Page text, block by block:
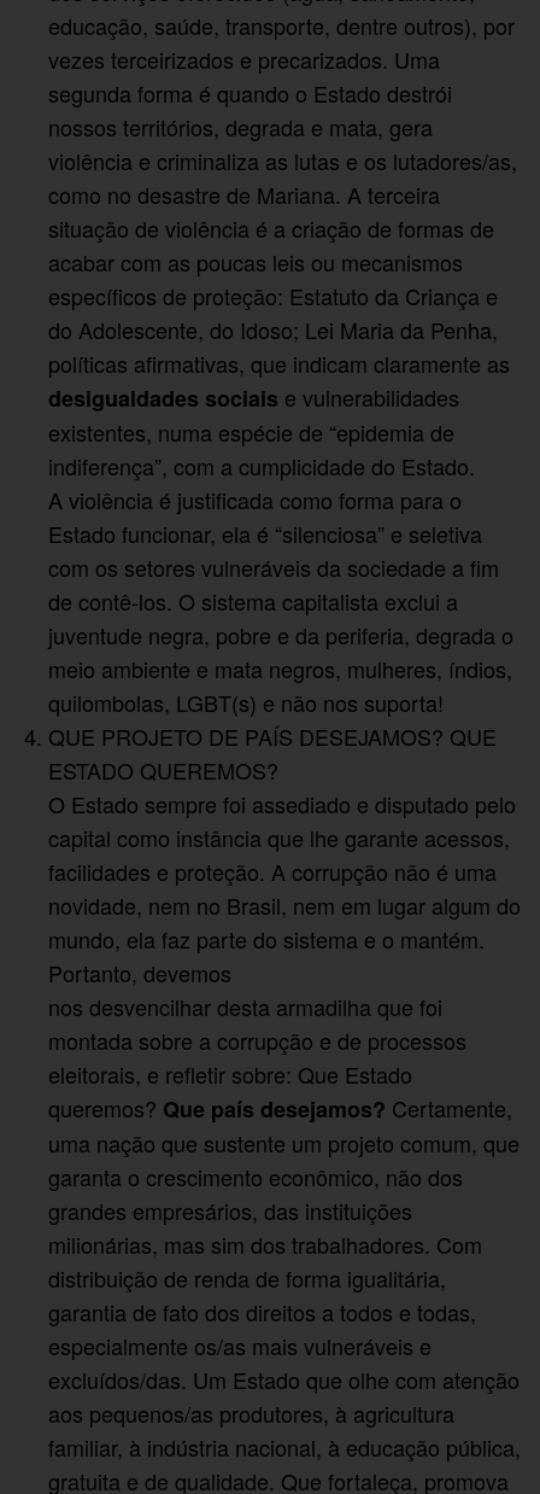
educação, saúde, transporte, dentre outros), por
vezes terceirizados e precarizados. Uma
segunda forma é quando o Estado destrói
nossos territórios, degrada e mata, gera
violência e criminaliza as lutas e os lutadores/as,
como no desastre de Mariana. A terceira
situação de violência é a criação de formas de
acabar com as poucas leis ou mecanismos
específicos de proteção: Estatuto da Criança e
do Adolescente, do Idoso; Lei Maria da Penha,
políticas afirmativas, que indicam claramente as
desigualdades sociais e vulnerabilidades
existentes, numa espécie de “epidemia de
indiferença”, com a cumplicidade do Estado.
A violência é justificada como forma para o
Estado funcionar, ela é “silenciosa” e seletiva
com os setores vulneráveis da sociedade a fim
de contê-los. O sistema capitalista exclui a
juventude negra, pobre e da periferia, degrada o
meio ambiente e mata negros, mulheres, índios,
quilombolas, LGBT(s) e não nos suporta!
QUE PROJETO DE PAÍS DESEJAMOS? QUE
ESTADO QUEREMOS?
O Estado sempre foi assediado e disputado pelo
capital como instância que lhe garante acessos,
facilidades e proteção. A corrupção não é uma
novidade, nem no Brasil, nem em lugar algum do
mundo, ela faz parte do sistema e o mantém.
Portanto, devemos
nos desvencilhar desta armadilha que foi
montada sobre a corrupção e de processos
eleitorais, e refletir sobre: Que Estado
queremos? Que país desejamos? Certamente,
uma nação que sustente um projeto comum, que
garanta o crescimento econômico, não dos
grandes empresários, das instituições
milionárias, mas sim dos trabalhadores. Com
distribuição de renda de forma igualitária,
garantia de fato dos direitos a todos e todas,
especialmente os/as mais vulneráveis e
excluídos/das. Um Estado que olhe com atenção
aos pequenos/as produtores, à agricultura
familiar, à indústria nacional, à educação pública,
gratuita e de qualidade. Que fortaleça, promova